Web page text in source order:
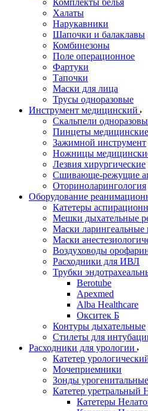
Комплекты белья
Халаты
Нарукавники
Шапочки и балаклавы
Комбинезоны
Поле операционное
Фартуки
Тапочки
Маски для лица
Трусы одноразовые
Инструмент медицинский
Скальпели
Пинцеты медицинские
Зажимной инструмент
Ножницы
Лезвия хирургические
Сшивающе-режущие
Оториноларингология
Оборудование
Катетеры
Мешки дыхательные
Маски ларингеальные
Маски
Воздуховоды
Расходники для ИВЛ
Трубки
Berotube
Apexmed
Alba Healthcare
Окситек Б
Контуры дыхательные
Стилеты для
Расходники для урологии
Катетер
Мочеприемники
Зонды урогенитальные
Катетер уретральный
Катетеры